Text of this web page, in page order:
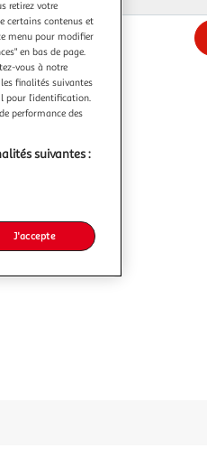
d'éco part. mobilier.
retirez votre
certains contenus et
menu pour modifier
en bas de page.
vous à notre
finalités suivantes
pour l’identification.
performance des
suivantes :
J'accepte